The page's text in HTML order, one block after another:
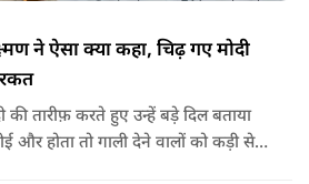
ने ऐसा क्या कहा, चिढ़ गए मोदी
की तारीफ़ करते हुए उन्हें बड़े दिल बताया
होता तो गाली देने वालों को कड़ी से